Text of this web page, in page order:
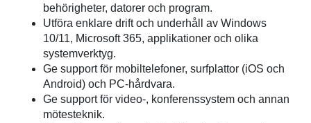
behörigheter, datorer och program.
Utföra enklare drift och underhåll av Windows
10/11, Microsoft 365, applikationer och olika
systemverktyg.
Ge support för mobiltelefoner, surfplattor (iOS och
Android) och PC-hårdvara.
Ge support för video-, konferenssystem och annan
mötesteknik.